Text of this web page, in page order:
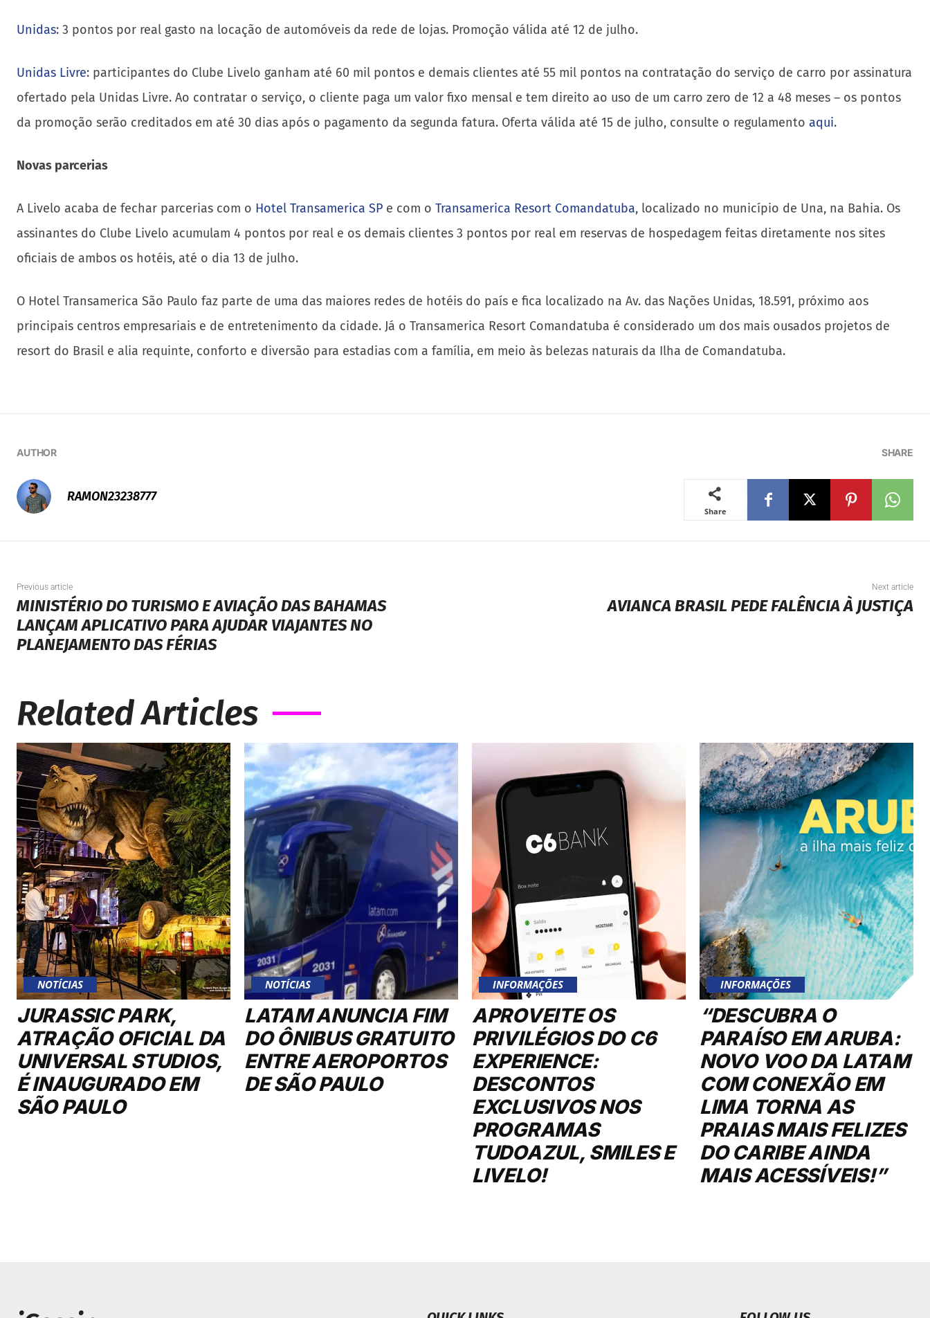
Unidas: 3 pontos por real gasto na locação de automóveis da rede de lojas. Promoção válida até 12 de julho.
Unidas Livre: participantes do Clube Livelo ganham até 60 mil pontos e demais clientes até 55 mil pontos na contratação do serviço de carro por assinatura
ofertado pela Unidas Livre. Ao contratar o serviço, o cliente paga um valor fixo mensal e tem direito ao uso de um carro zero de 12 a 48 meses – os pontos
da promoção serão creditados em até 30 dias após o pagamento da segunda fatura. Oferta válida até 15 de julho, consulte o regulamento aqui.
Novas parcerias
A Livelo acaba de fechar parcerias com o Hotel Transamerica SP e com o Transamerica Resort Comandatuba, localizado no município de Una, na Bahia. Os
assinantes do Clube Livelo acumulam 4 pontos por real e os demais clientes 3 pontos por real em reservas de hospedagem feitas diretamente nos sites
oficiais de ambos os hotéis, até o dia 13 de julho.
O Hotel Transamerica São Paulo faz parte de uma das maiores redes de hotéis do país e fica localizado na Av. das Nações Unidas, 18.591, próximo aos
principais centros empresariais e de entretenimento da cidade. Já o Transamerica Resort Comandatuba é considerado um dos mais ousados projetos de
resort do Brasil e alia requinte, conforto e diversão para estadias com a família, em meio às belezas naturais da Ilha de Comandatuba.
AUTHOR
RAMON23238777
SHARE
Share
Previous article
MINISTÉRIO DO TURISMO E AVIAÇÃO DAS BAHAMAS
LANÇAM APLICATIVO PARA AJUDAR VIAJANTES NO
PLANEJAMENTO DAS FÉRIAS
Next article
AVIANCA BRASIL PEDE FALÊNCIA À JUSTIÇA
Related Articles
NOTÍCIAS
JURASSIC PARK,
ATRAÇÃO OFICIAL DA
UNIVERSAL STUDIOS,
É INAUGURADO EM
SÃO PAULO
NOTÍCIAS
LATAM ANUNCIA FIM
DO ÔNIBUS GRATUITO
ENTRE AEROPORTOS
DE SÃO PAULO
INFORMAÇÕES
APROVEITE OS
PRIVILÉGIOS DO C6
EXPERIENCE:
DESCONTOS
EXCLUSIVOS NOS
PROGRAMAS
TUDOAZUL, SMILES E
LIVELO!
INFORMAÇÕES
“DESCUBRA O
PARAÍSO EM ARUBA:
NOVO VOO DA LATAM
COM CONEXÃO EM
LIMA TORNA AS
PRAIAS MAIS FELIZES
DO CARIBE AINDA
MAIS ACESSÍVEIS!”